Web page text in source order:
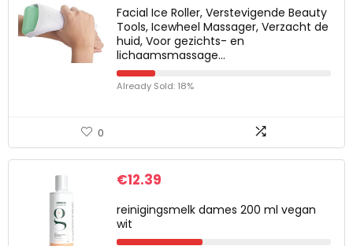
Facial Ice Roller, Verstevigende Beauty
Tools, Icewheel Massager, Verzacht de
huid, Voor gezichts- en
lichaamsmassage…
Already Sold: 18%
0
€12.39
reinigingsmelk dames 200 ml vegan
wit